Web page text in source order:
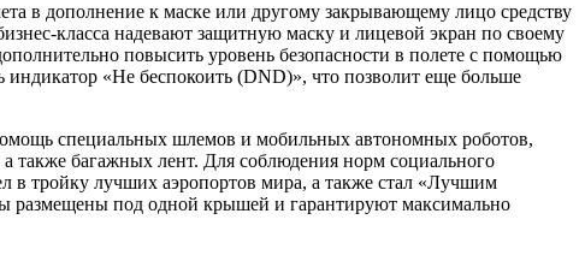
в дополнение к маске или другому закрывающему лицо средству
класса надевают защитную маску и лицевой экран по своему
повысить уровень безопасности в полете с помощью
«Не беспокоить (DND)», что позволит еще больше
специальных шлемов и мобильных автономных роботов,
также багажных лент. Для соблюдения норм социального
в тройку лучших аэропортов мира, а также стал «Лучшим
размещены под одной крышей и гарантируют максимально